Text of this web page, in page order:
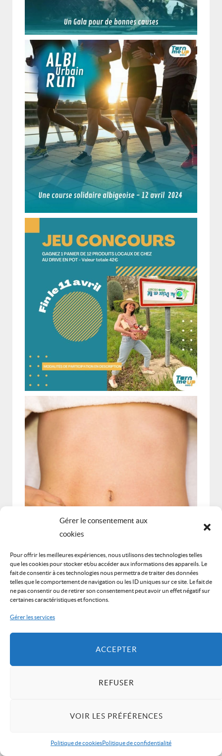
Gérer le consentement aux
cookies
Pour offrir les meilleures expériences, nous utilisons des technologies telles
que les cookies pour stocker et/ou accéder aux informations des appareils. Le
fait de consentir à ces technologies nous permettra de traiter des données
telles que le comportement de navigation ou les ID uniques sur ce site. Le fait de
ne pas consentir ou de retirer son consentement peut avoir un effet négatif sur
certaines caractéristiques et fonctions.
Gérer les services
ACCEPTER
REFUSER
VOIR LES PRÉFÉRENCES
Politique de cookiesPolitique de confidentialité